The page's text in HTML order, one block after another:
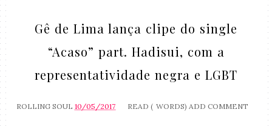
Gê de Lima lança clipe do single
“Acaso” part. Hadisui, com a
representatividade negra e LGBT
ROLLING SOUL 10/05/2017 READ ( WORDS) ADD COMMENT